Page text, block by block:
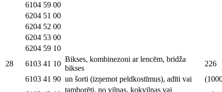
6104 59 00
6204 51 00
6204 52 00
6204 53 00
6204 59 10
28
6103 41 10
Bikses, kombinezoni ar lencēm, bridža
bikses
226
6103 41 90 un šorti (izņemot peldkostīmus), adīti vai
tamborēti, no vilnas, kokvilnas vai